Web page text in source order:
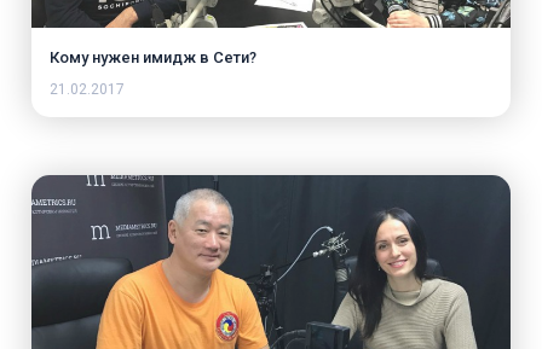
Кому нужен имидж в Сети?
21.02.2017